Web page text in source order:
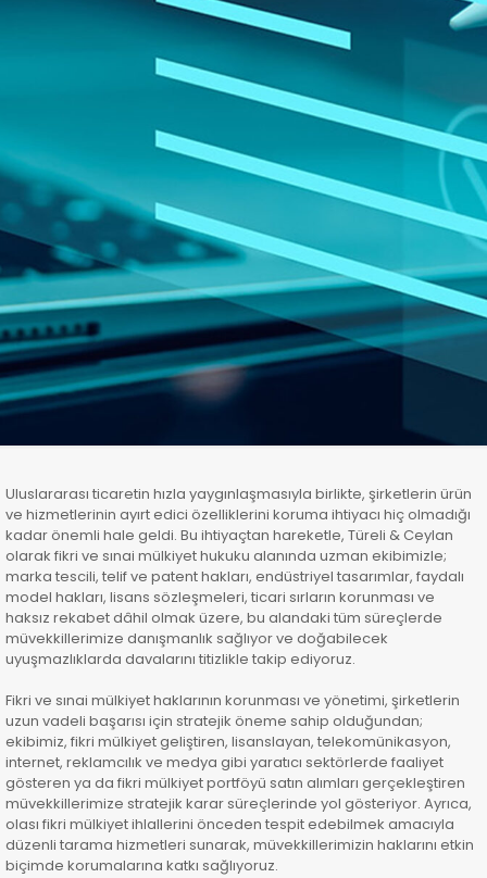
Uluslararası ticaretin hızla yaygınlaşmasıyla birlikte, şirketlerin ürün
ve hizmetlerinin ayırt edici özelliklerini koruma ihtiyacı hiç olmadığı
kadar önemli hale geldi. Bu ihtiyaçtan hareketle, Türeli & Ceylan
olarak fikri ve sınai mülkiyet hukuku alanında uzman ekibimizle;
marka tescili, telif ve patent hakları, endüstriyel tasarımlar, faydalı
model hakları, lisans sözleşmeleri, ticari sırların korunması ve
haksız rekabet dâhil olmak üzere, bu alandaki tüm süreçlerde
müvekkillerimize danışmanlık sağlıyor ve doğabilecek
uyuşmazlıklarda davalarını titizlikle takip ediyoruz.
Fikri ve sınai mülkiyet haklarının korunması ve yönetimi, şirketlerin
uzun vadeli başarısı için stratejik öneme sahip olduğundan;
ekibimiz, fikri mülkiyet geliştiren, lisanslayan, telekomünikasyon,
internet, reklamcılık ve medya gibi yaratıcı sektörlerde faaliyet
gösteren ya da fikri mülkiyet portföyü satın alımları gerçekleştiren
müvekkillerimize stratejik karar süreçlerinde yol gösteriyor. Ayrıca,
olası fikri mülkiyet ihlallerini önceden tespit edebilmek amacıyla
düzenli tarama hizmetleri sunarak, müvekkillerimizin haklarını etkin
biçimde korumalarına katkı sağlıyoruz.